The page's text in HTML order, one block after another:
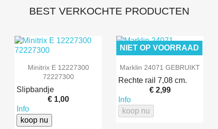
BEST VERKOCHTE PRODUCTEN
Minitrix E 12227300
72227300
Slipbandje
€ 1,00
Info
koop nu
Marklin 24071 GEBRUIKT
Rechte rail 7,08 cm.
€ 2,99
Info
koop nu
NIET OP VOORRAAD